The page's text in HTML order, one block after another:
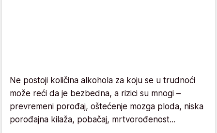
Ne postoji količina alkohola za koju se u trudnoći
može reći da je bezbedna, a rizici su mnogi –
prevremeni porođaj, oštećenje mozga ploda, niska
porođajna kilaža, pobačaj, mrtvorođenost...